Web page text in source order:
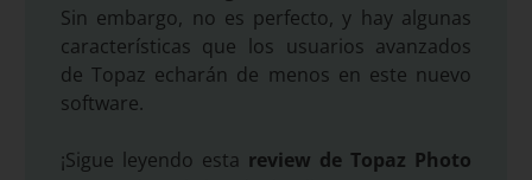
Sin embargo, no es perfecto, y hay algunas
características que los usuarios avanzados
de Topaz echarán de menos en este nuevo
software.
¡Sigue leyendo esta review de Topaz Photo